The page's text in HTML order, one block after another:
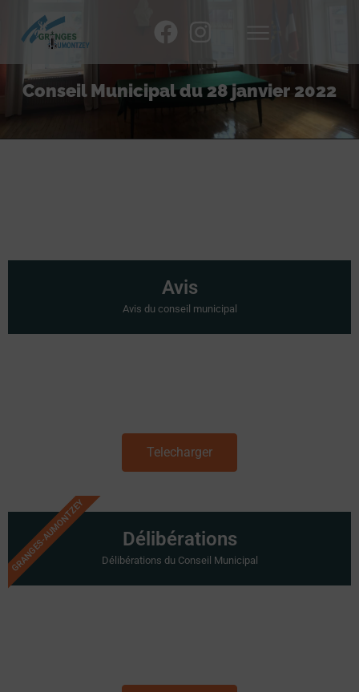
Conseil Municipal du 28 janvier 2022
Avis
Avis du conseil municipal
Telecharger
GRANGES-AUMONTZEY Délibérations
Délibérations du Conseil Municipal